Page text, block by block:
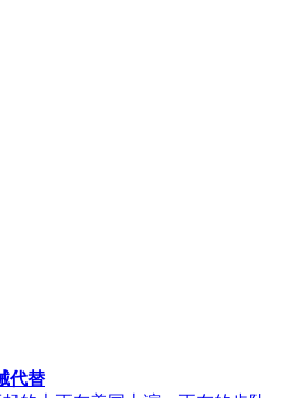
代替